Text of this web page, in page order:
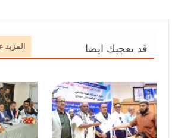
قد يعجبك ايضا